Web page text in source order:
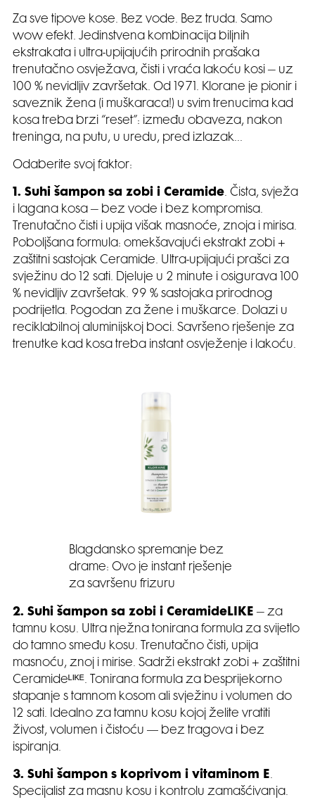
Za sve tipove kose. Bez vode. Bez truda. Samo
wow efekt. Jedinstvena kombinacija biljnih
ekstrakata i ultra-upijajućih prirodnih prašaka
trenutačno osvježava, čisti i vraća lakoću kosi – uz
100 % nevidljiv završetak. Od 1971. Klorane je pionir i
saveznik žena (i muškaraca!) u svim trenucima kad
kosa treba brzi “reset”: između obaveza, nakon
treninga, na putu, u uredu, pred izlazak…
Odaberite svoj faktor:
1. Suhi šampon sa zobi i Ceramide. Čista, svježa
i lagana kosa – bez vode i bez kompromisa.
Trenutačno čisti i upija višak masnoće, znoja i mirisa.
Poboljšana formula: omekšavajući ekstrakt zobi +
zaštitni sastojak Ceramide. Ultra-upijajući prašci za
svježinu do 12 sati. Djeluje u 2 minute i osigurava 100
% nevidljiv završetak. 99 % sastojaka prirodnog
podrijetla. Pogodan za žene i muškarce. Dolazi u
reciklabilnoj aluminijskoj boci. Savršeno rješenje za
trenutke kad kosa treba instant osvježenje i lakoću.
Blagdansko spremanje bez
drame: Ovo je instant rješenje
za savršenu frizuru
2. Suhi šampon sa zobi i CeramideLIKE – za
tamnu kosu. Ultra nježna tonirana formula za svijetlo
do tamno smeđu kosu. Trenutačno čisti, upija
masnoću, znoj i mirise. Sadrži ekstrakt zobi + zaštitni
Ceramideᴸᴵᴷᴱ. Tonirana formula za besprijekorno
stapanje s tamnom kosom ali svježinu i volumen do
12 sati. Idealno za tamnu kosu kojoj želite vratiti
živost, volumen i čistoću — bez tragova i bez
ispiranja.
3. Suhi šampon s koprivom i vitaminom E.
Specijalist za masnu kosu i kontrolu zamašćivanja.